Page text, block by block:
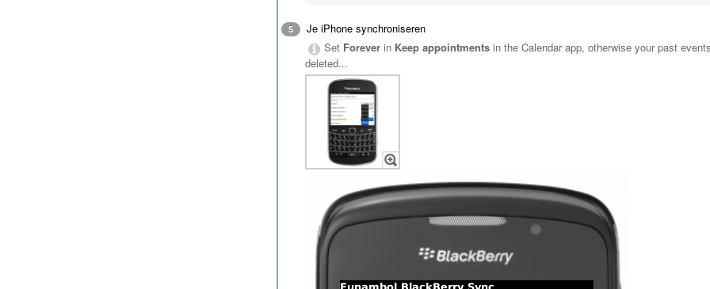
5
Je iPhone synchroniseren
Set Forever in Keep appointments in the Calendar app, otherwise your past
deleted...